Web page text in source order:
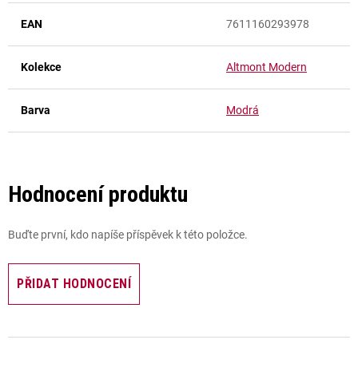
EAN 7611160293978
Kolekce Altmont Modern
Barva Modrá
Hodnocení produktu
Buďte první, kdo napíše příspěvek k této položce.
PŘIDAT HODNOCENÍ